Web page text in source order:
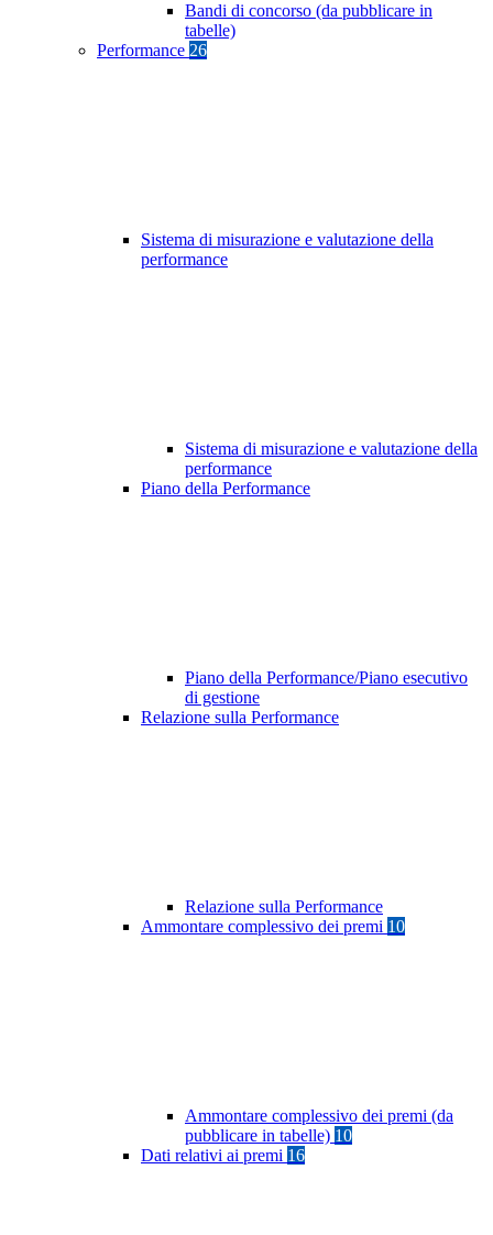
Bandi di concorso (da pubblicare in
tabelle)
Performance 26
Sistema di misurazione e valutazione della
performance
Sistema di misurazione e valutazione della
performance
Piano della Performance
Piano della Performance/Piano esecutivo
di gestione
Relazione sulla Performance
Relazione sulla Performance
Ammontare complessivo dei premi 10
Ammontare complessivo dei premi (da
pubblicare in tabelle) 10
Dati relativi ai premi 16